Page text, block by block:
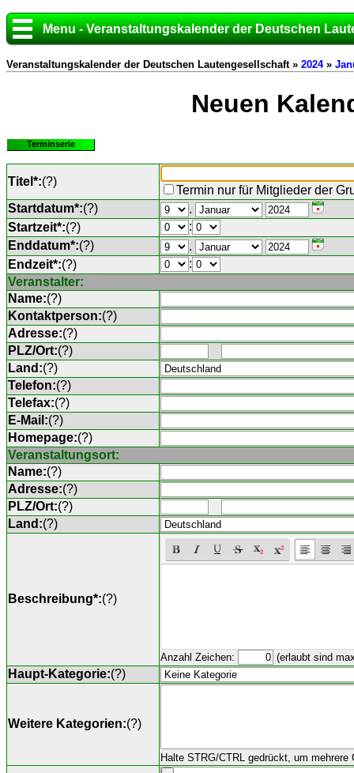
Menu - Veranstaltungskalender der Deutschen
Veranstaltungskalender der Deutschen Lautengesellschaft » 2024»
Neuen
Terminserie
Titel*:(?)
Termin nur für Mitglieder der
Startdatum*:(?)
.
Startzeit*:(?)
:
Enddatum*:(?)
.
Endzeit*:(?)
:
Veranstalter:
Name:(?)
Kontaktperson:(?)
Adresse:(?)
PLZ/Ort:(?)
Land:(?)
Telefon:(?)
Telefax:(?)
E-Mail:(?)
Homepage:(?)
Veranstaltungsort:
Name:(?)
Adresse:(?)
PLZ/Ort:(?)
Land:(?)
Beschreibung*:(?)
Anzahl Zeichen: (erlaubt sind
Haupt-Kategorie:(?)
Weitere Kategorien:(?)
Halte STRG/CTRL gedrückt, um mehrere